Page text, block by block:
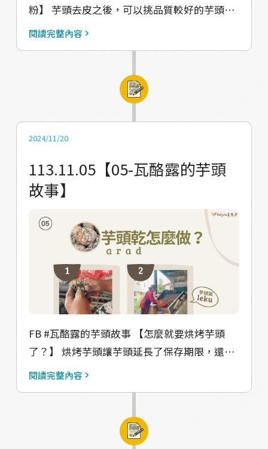
粉】 芋頭去皮之後，可以挑品質較好的芋頭乾
出來，做成芋頭乾排骨湯，剩下的就可以敲成
先，需要清洗豬腸，由於它油膩又容易有異
落的傳統美食小販老闆分享說：「要把腸子內
部翻過來，看你要用鹽巴、醋、啤酒哪一種來
喔！」，再加入檸檬汁去腥，搓洗到豬腸產生
白白的泡沫，再將之洗淨翻回，備用。 另外拿
一個空碗，放入豬絞肉、鹽巴、味素，加入水
攪拌，再拌入芋頭粉（rag rag），攪拌至稀稀
的，才方便灌入腸中，若太稠會很難灌進去。
要拌入多少芋頭粉則看個人口味，長者跟我們
分享說，「以前豬肉非常珍貴，所以豬肉都會
加比較少，現在就是想加多少就加多少」。 拿
出漏斗、腸子，沒有漏斗的話，可以自製一
接處握好之後再把攪拌好的內餡倒進去瓶子
中，用筷子把內餡慢慢戳進去。 灌腸
閱讀完整內容
2024/11/20
113.11.05【05-瓦酪露的芋頭
故事】
FB #瓦酪露的芋頭故事 【怎麼就要烘烤芋頭
了？】 烘烤芋頭讓芋頭延長了保存期限，還方
便攜帶，成為去田裡或打獵時的必備口糧。長
或休息時咬上幾口，就能獲得長時間的飽足
閱讀完整內容